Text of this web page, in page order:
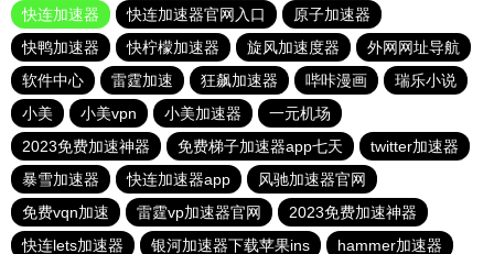
快连加速器
快连加速器官网入口
原子加速器
快鸭加速器
快柠檬加速器 旋风加速度器
外网网址导航
软件中心
雷霆加速 狂飙加速器 哔咔漫画
瑞乐小说
小美
小美vpn 小美加速器
一元机场
2023免费加速神器
免费梯子加速器app七天
twitter加速器
暴雪加速器
快连加速器app
风驰加速器官网
免费vqn加速
雷霆vp加速器官网
2023免费加速神器
快连lets加速器
银河加速器下载苹果ins hammer加速器